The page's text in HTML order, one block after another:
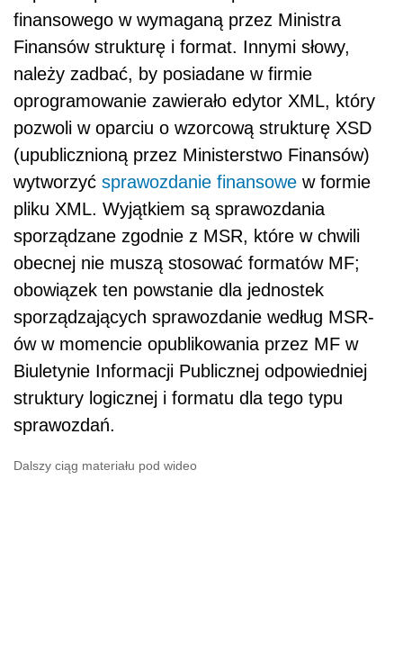
finansowego w wymaganą przez Ministra
Finansów strukturę i format. Innymi słowy,
należy zadbać, by posiadane w firmie
oprogramowanie zawierało edytor XML, który
pozwoli w oparciu o wzorcową strukturę XSD
(upublicznioną przez Ministerstwo Finansów)
wytworzyć sprawozdanie finansowe w formie
pliku XML. Wyjątkiem są sprawozdania
sporządzane zgodnie z MSR, które w chwili
obecnej nie muszą stosować formatów MF;
obowiązek ten powstanie dla jednostek
sporządzających sprawozdanie według MSR-
ów w momencie opublikowania przez MF w
Biuletynie Informacji Publicznej odpowiedniej
struktury logicznej i formatu dla tego typu
sprawozdań.
Dalszy ciąg materiału pod wideo